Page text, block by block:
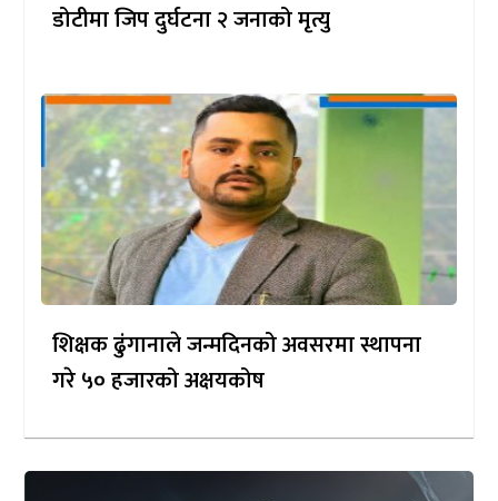
डोटीमा जिप दुर्घटना २ जनाको मृत्यु
शिक्षक ढुंगानाले जन्मदिनको अवसरमा स्थापना
गरे ५० हजारको अक्षयकोष